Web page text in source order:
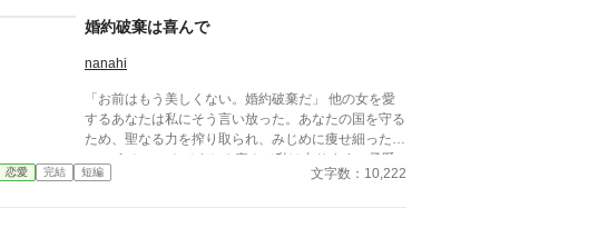
見つけた。……ねえ、フィオナ。あんなゴミに君を傷
フィオナを抱き上げたシリルは、彼女を自分の屋敷へ
ィオナを、シリルは異常なまでの執着と甘い言葉で、
とろけるように溺愛し始めて――。 ​一方で、フィオ
ナを捨てたエドワードは気づいていなかった。 自分
の手柄だと思っていた仕事も、領地の繁栄も、すべて
はフィオナの才能によるものだったということに。
婚約破棄は喜んで
nanahi
「お前はもう美しくない。婚約破棄だ」 他の女を愛
するあなたは私にそう言い放った。あなたの国を守る
ため、聖なる力を搾り取られ、みじめに痩せ細った私
令嬢さん、厄災の件、あとはよろしく。
恋愛 完結 短編 文字数：10,222